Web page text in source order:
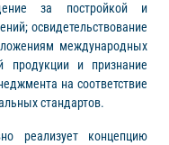
за постройкой и
освидетельствование
международных
продукции и признание
на соответствие
стандартов.
реализует концепцию